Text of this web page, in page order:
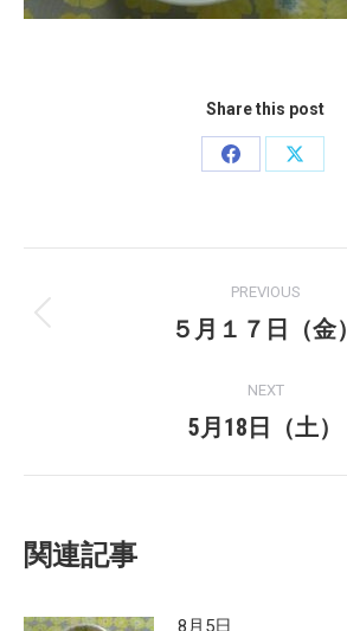
Share this post
Share
Share
navigation
PREVIOUS
Previous
５月１７日（金）
NEXT
Next
5月18日（土）
関連記事
8月5日